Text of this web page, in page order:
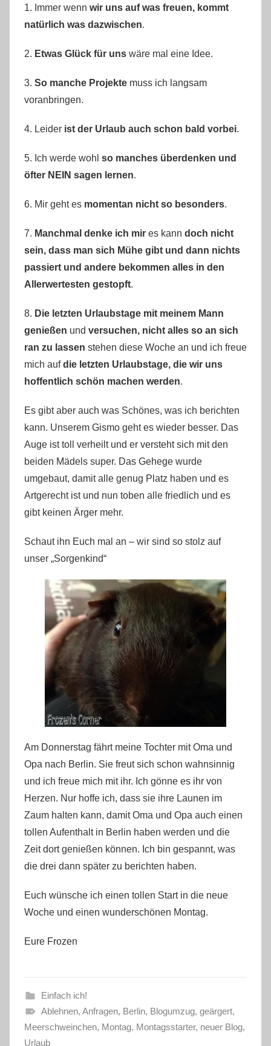
1. Immer wenn wir uns auf was freuen, kommt
natürlich was dazwischen.
2. Etwas Glück für uns wäre mal eine Idee.
3. So manche Projekte muss ich langsam
voranbringen.
4. Leider ist der Urlaub auch schon bald vorbei.
5. Ich werde wohl so manches überdenken und
öfter NEIN sagen lernen.
6. Mir geht es momentan nicht so besonders.
7. Manchmal denke ich mir es kann doch nicht
sein, dass man sich Mühe gibt und dann nichts
passiert und andere bekommen alles in den
Allerwertesten gestopft.
8. Die letzten Urlaubstage mit meinem Mann
genießen und versuchen, nicht alles so an sich
ran zu lassen stehen diese Woche an und ich freue
mich aufdie letzten Urlaubstage, die wir uns
hoffentlich schön machen werden.
Es gibt aber auch was Schönes, was ich berichten
kann. Unserem Gismo geht es wieder besser. Das
Auge ist toll verheilt und er versteht sich mit den
beiden Mädels super. Das Gehege wurde
umgebaut, damit alle genug Platz haben und es
Artgerecht ist und nun toben alle friedlich und es
gibt keinen Ärger mehr.
Schaut ihn Euch mal an – wir sind so stolz auf
unser „Sorgenkind“
Am Donnerstag fährt meine Tochter mit Oma und
Opa nach Berlin. Sie freut sich schon wahnsinnig
und ich freue mich mit ihr. Ich gönne es ihr von
Herzen. Nur hoffe ich, dass sie ihre Launen im
Zaum halten kann, damit Oma und Opa auch einen
tollen Aufenthalt in Berlin haben werden und die
Zeit dort genießen können. Ich bin gespannt, was
die drei dann später zu berichten haben.
Euch wünsche ich einen tollen Start in die neue
Woche und einen wunderschönen Montag.
Eure Frozen
Einfach ich!
Ablehnen, Anfragen, Berlin, Blogumzug, geärgert,
Meerschweinchen, Montag, Montagsstarter, neuer Blog,
Urlaub